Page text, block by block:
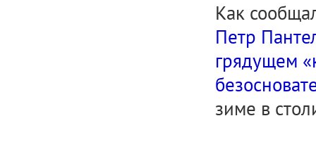
Как
Петр
грядущем
зиме в